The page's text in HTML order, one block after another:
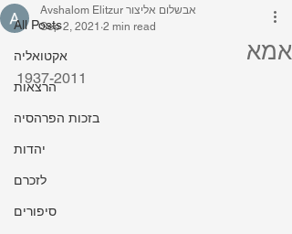
All Posts
אקטואליה
הרצאות
בזכות הפרהסיה
יהדות
לזכרם
סיפורים
אמא
Avshalom Elitzur אבשלום אליצור
Sep 2, 2021 2 min read
1937-2011